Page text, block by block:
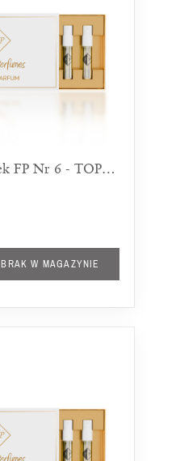
Zestaw Próbek FP Nr 6 - TOP 5 Nowości Dla Niej
BRAK W MAGAZYNIE